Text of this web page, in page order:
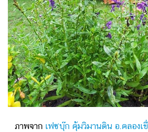
แม่
และ
เด็ก
สัตว์
เลี้ยง
Infographic
บริการ
แอปฯ
ภาพจาก เฟซบุ๊ก คุ้มวิมานดิน อ.คลองเขื่